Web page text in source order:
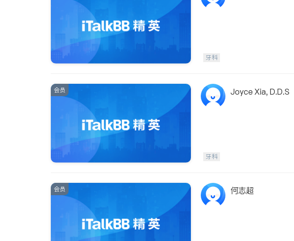
牙科
会员 Joyce Xia, D.D.S
牙科
会员 何志超